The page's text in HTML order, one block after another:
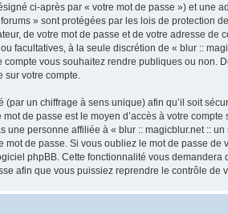
ci-après par « votre mot de passe ») et une
» sont protégées par les lois de protection
de votre mot de passe et de votre adresse
facultatives, à la seule discrétion de « blur ::
compte vous souhaitez rendre publiques ou non.
sur votre compte.
(par un chiffrage à sens unique) afin qu’il soit
de passe est le moyen d’accès à votre
une personne affiliée à « blur :: magicblur.net ::
mot de passe. Si vous oubliez le mot de passe
phpBB. Cette fonctionnalité vous
afin que vous puissiez reprendre le contrôle de